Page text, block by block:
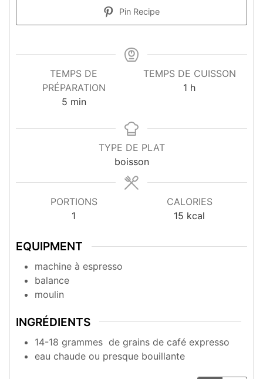
Pin Recipe
TEMPS DE
PRÉPARATION
5minutes
min
TEMPS DE CUISSON
1 heure
h
TYPE DE PLAT
boisson
PORTIONS
1
CALORIES
15 kcal
EQUIPMENT
machine à espresso
balance
moulin
INGRÉDIENTS
14-18 grammes de grains de café expresso
eau chaude ou presque bouillante